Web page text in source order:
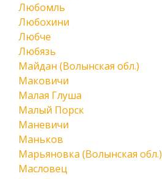
Любомль
Любохини
Любче
Любязь
Майдан (Волынская обл.)
Маковичи
Малая Глуша
Малый Порск
Маневичи
Маньков
Марьяновка (Волынская обл.)
Масловец